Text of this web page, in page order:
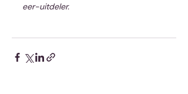
eer-uitdeler.